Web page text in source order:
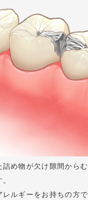
詰め物が欠け隙間から
レルギーをお持ちの方